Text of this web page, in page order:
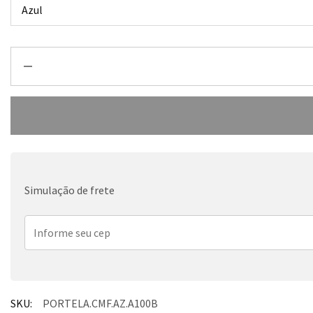
Simulação de frete
SKU:
PORTELA.CMF.AZ.A100B